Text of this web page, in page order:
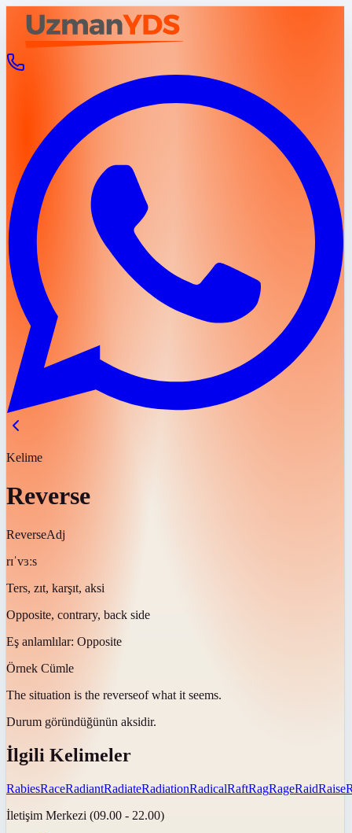
Kelime
Reverse
ReverseAdj
rɪˈvɜːs
Ters, zıt, karşıt, aksi
Opposite, contrary, back side
Eş anlamlılar: Opposite
Örnek Cümle
The situation is the reverseof what it seems.
Durum göründüğünün aksidir.
İlgili Kelimeler
RabiesRaceRadiantRadiateRadiationRadicalRaftRagRageRaidRaise
İletişim Merkezi (09.00 - 22.00)